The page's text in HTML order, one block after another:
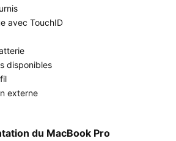
avec TouchID
disponibles
externe
du MacBook Pro